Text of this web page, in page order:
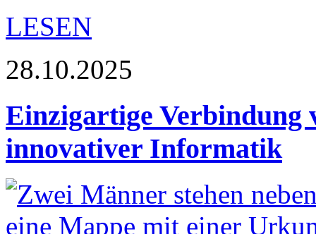
LESEN
28.10.2025
Einzigartige
innovativer Informatik